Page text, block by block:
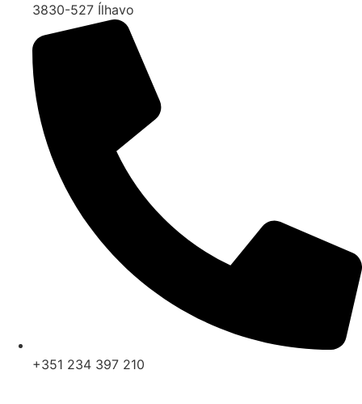
3830-527 Ílhavo
+351 234 397 210